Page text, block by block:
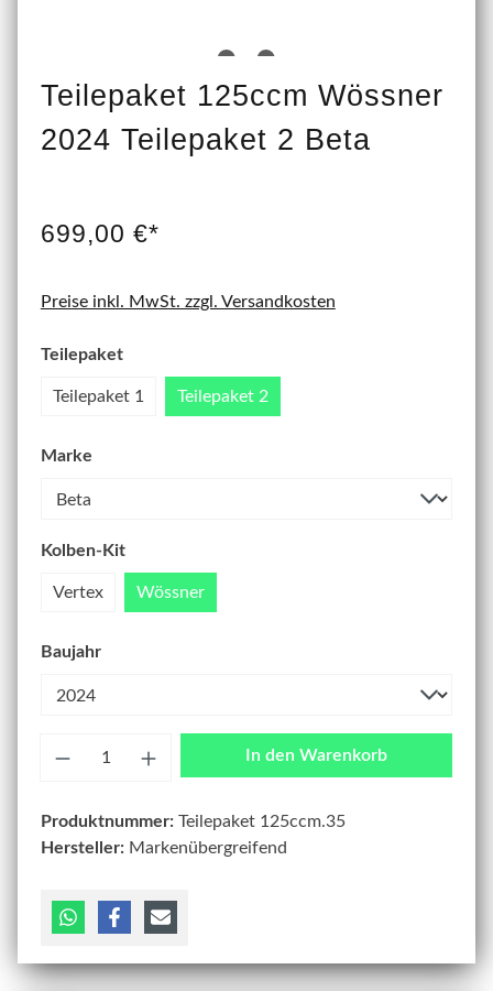
Teilepaket 125ccm Wössner
2024 Teilepaket 2 Beta
699,00 €*
Preise inkl. MwSt. zzgl. Versandkosten
Teilepaket
Teilepaket 1 Teilepaket 2
Marke
Kolben-Kit
Vertex Wössner
Baujahr
In den Warenkorb
Produktnummer: Teilepaket 125ccm.35
Hersteller: Markenübergreifend